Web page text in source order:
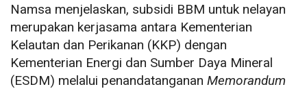
Namsa menjelaskan, subsidi BBM untuk nelayan
merupakan kerjasama antara Kementerian
Kelautan dan Perikanan (KKP) dengan
Kementerian Energi dan Sumber Daya Mineral
(ESDM) melalui penandatanganan Memorandum